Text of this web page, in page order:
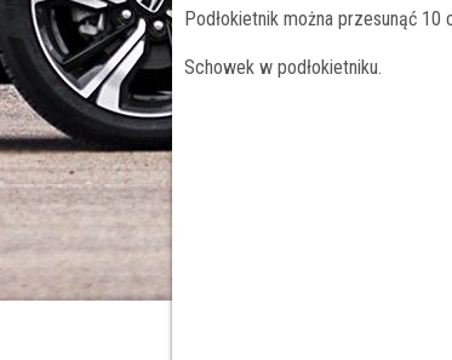
Podłokietnik można przesunąć
Schowek w podłokietniku.